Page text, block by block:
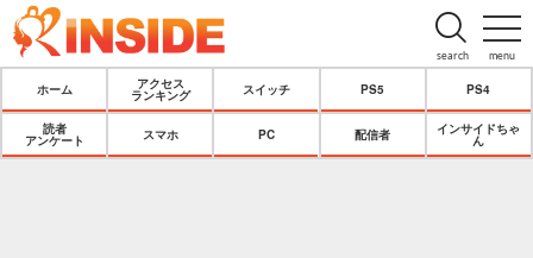
menu
search
ホーム
アクセス
ランキング
スイッチ PS5 PS4
読者
アンケート
スマホ PC 配信者
インサイドちゃ
ん